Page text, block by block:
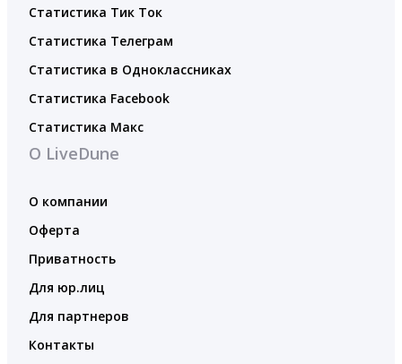
Статистика Тик Ток
Статистика Телеграм
Статистика в Одноклассниках
Статистика Facebook
Статистика Макс
О LiveDune
О компании
Оферта
Приватность
Для юр.лиц
Для партнеров
Контакты